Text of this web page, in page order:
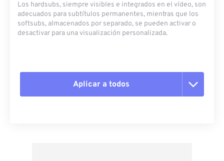
Los hardsubs, siempre visibles e integrados en el vídeo, son
adecuados para subtítulos permanentes, mientras que los
softsubs, almacenados por separado, se pueden activar o
desactivar para una visualización personalizada.
Aplicar a todos